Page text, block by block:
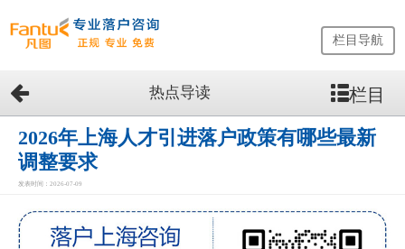
网
站
首
页
留
生
栏目导航
热点导读 栏目
2026年上海人才引进落户政策有哪些最新
调整要求
发表时间：2026-07-09